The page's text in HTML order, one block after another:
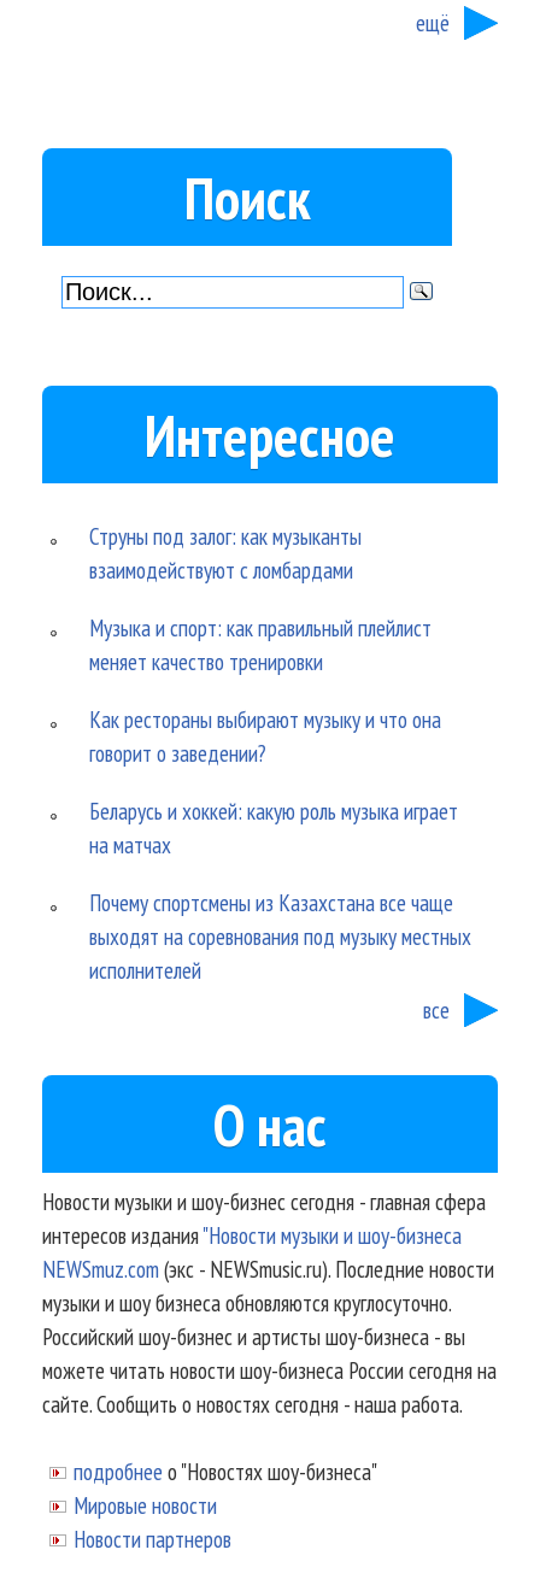
ещё
Поиск
Интересное
Струны под залог: как музыканты
взаимодействуют с ломбардами
Музыка и спорт: как правильный плейлист
меняет качество тренировки
Как рестораны выбирают музыку и что она
говорит о заведении?
Беларусь и хоккей: какую роль музыка играет
на матчах
Почему спортсмены из Казахстана все чаще
выходят на соревнования под музыку местных
исполнителей
все
О нас
Новости музыки и шоу-бизнес сегодня - главная сфера
интересов издания"Новости музыки и шоу-бизнеса
NEWSmuz.com(экс - NEWSmusic.ru). Последние новости
музыки и шоу бизнеса обновляются круглосуточно.
Российский шоу-бизнес и артисты шоу-бизнеса - вы
можете читать новости шоу-бизнеса России сегодня на
сайте. Сообщить о новостях сегодня - наша работа.
подробнее о "Новостях шоу-бизнеса"
Мировые новости
Новости партнеров